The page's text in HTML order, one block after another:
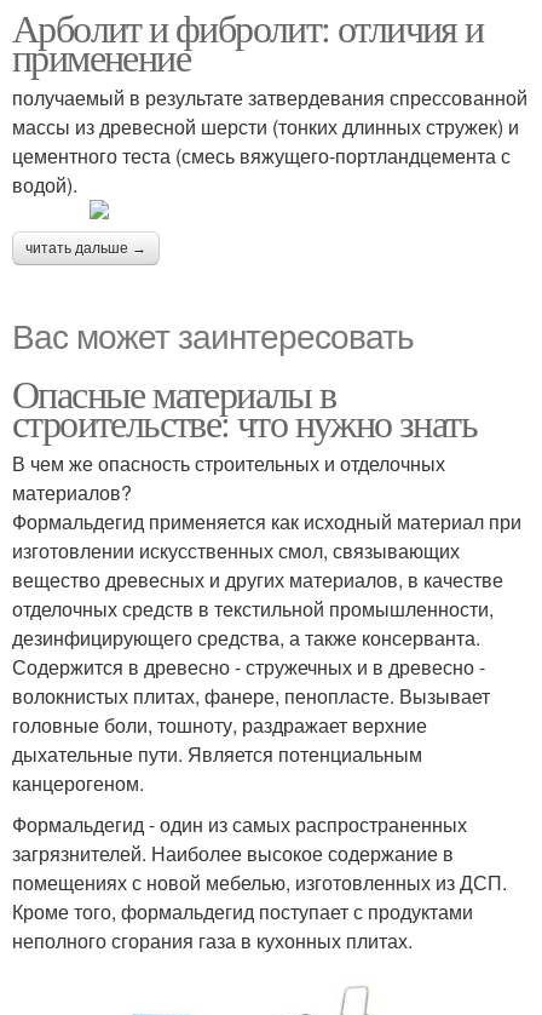
Арболит и фибролит: отличия и
применение
получаемый в результате затвердевания спрессованной
массы из древесной шерсти (тонких длинных стружек) и
цементного теста (смесь вяжущего-портландцемента с
водой).
читать дальше →
Вас может заинтересовать
Опасные материалы в
строительстве: что нужно знать
В чем же опасность строительных и отделочных
материалов?
Формальдегид применяется как исходный материал при
изготовлении искусственных смол, связывающих
вещество древесных и других материалов, в качестве
отделочных средств в текстильной промышленности,
дезинфицирующего средства, а также консерванта.
Содержится в древесно - стружечных и в древесно -
волокнистых плитах, фанере, пенопласте. Вызывает
головные боли, тошноту, раздражает верхние
дыхательные пути. Является потенциальным
канцерогеном.
Формальдегид - один из самых распространенных
загрязнителей. Наиболее высокое содержание в
помещениях с новой мебелью, изготовленных из ДСП.
Кроме того, формальдегид поступает с продуктами
неполного сгорания газа в кухонных плитах.